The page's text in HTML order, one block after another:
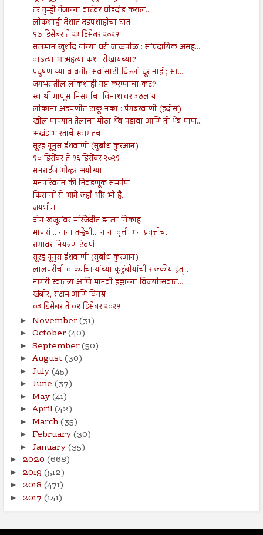
तर तुम्ही तेजाच्या वाटेवर घोडदौड कराल...
लोकशाही देशात दडपशाहीचा घात
१७ डिसेंबर ते २३ डिसेंबर २०२१
सलमान खुर्शीद यांच्या घरी जाळपोळ : सांप्रदायिक असह...
वाढत्या आत्महत्या कशा रोखायच्या?
प्रदुषणाच्या बाबतीत सर्वांसाठी दिल्ली दूर नाही; सा...
जगभरातील लोकशाही नष्ट करण्याचा कट?
स्वार्थी माणूस निसर्गाचा विनाशावर उठलाय
लोकांना अडचणीत टाकू नका : पैगंबरवाणी (हदीस)
खोल पाण्यात तेलाचा मोठा थेंब पडावा आणि तो थेंब पाण...
अखंड भारताचे स्वागतच
सूरह यूनुस:ईशवाणी (सुबोध कुरआन)
१० डिसेंबर ते १६ डिसेंबर २०२१
सनराईज ओव्हर अयोध्या
मनपरिवर्तन की निवडणूक समर्पण
किसानों से आगे जहाँ और भी है...
जयभीम
दोन खजूरांवर मस्जिदीत झाला निकाह
माणसं... नाना तऱ्हेची... नाना वृत्ती अन प्रवृत्तीच...
रागावर नियंत्रण ठेवणे
सूरह यूनुस:ईशवाणी (सुबोध कुरआन)
लालपरीची व कर्मचाऱ्यांच्या कुटुंबीयांची राजकीय हत्...
नागरी स्वातंत्र्य आणि मानवी हक्कांच्या विजयोत्सवात...
खंबीर, सक्षम आणि विनम्र
०३ डिसेंबर ते ०९ डिसेंबर २०२१
► November(31)
► October(40)
► September(50)
► August(30)
► July(45)
► June (37)
► May(41)
► April(42)
► March(35)
► February(30)
► January(35)
► 2020 (668)
► 2019 (512)
► 2018 (471)
► 2017 (141)